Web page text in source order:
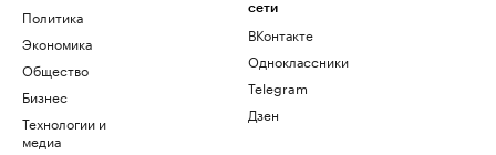
Политика
Экономика
Общество
Бизнес
Технологии и
медиа
сети
ВКонтакте
Одноклассники
Telegram
Дзен